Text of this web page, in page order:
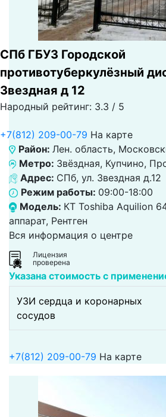
СПб ГБУЗ Городской
противотуберкулёзный
Звездная д 12
Народный рейтинг: 3.3 / 5
+7(812) 209-00-79 На карте
Район: Лен. область,
Метро: Звёздная, Купчино,
Адрес: СПб, ул. Звездная д.12
Режим работы: 09:00-18:00
Модель: КТ Toshiba Aquilion
аппарат, Рентген
Вся информация о центре
Лицензия
проверена
Указана стоимость с
УЗИ сердца и коронарных
сосудов
+7(812) 209-00-79 На карте